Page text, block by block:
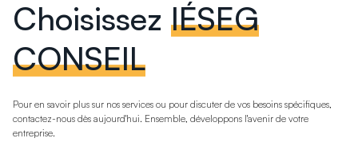
Choisissez IÉSEG
CONSEIL
Pour en savoir plus sur nos services ou pour discuter de vos besoins spécifiques,
contactez-nous dès aujourd'hui. Ensemble, développons l'avenir de votre
entreprise.